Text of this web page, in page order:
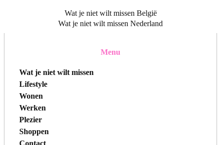
Wat je niet wilt missen België
Wat je niet wilt missen Nederland
Menu
Wat je niet wilt missen
Lifestyle
Wonen
Werken
Plezier
Shoppen